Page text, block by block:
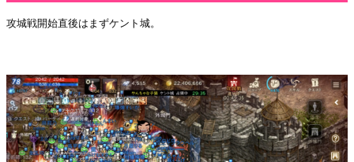
攻城戦開始直後はまずケント城。